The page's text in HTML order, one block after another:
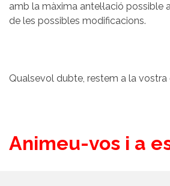
amb la màxima antel·lació
de les possibles modificacions.
Qualsevol dubte, restem a la vostra
Animeu-vos i a